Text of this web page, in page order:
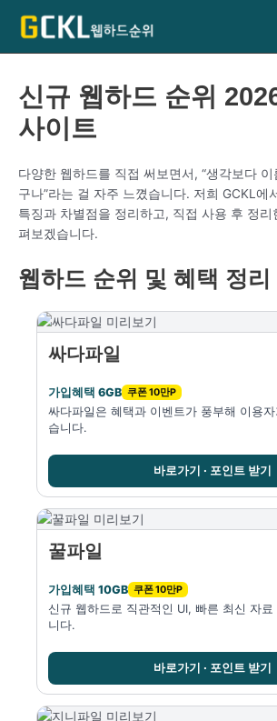
신규 웹하드 순위
사이트
다양한 웹하드를 직접 써보면서, “생각보다
구나”라는 걸 자주 느꼈습니다. 저희 GCKL에
특징과 차별점을 정리하고, 직접 사용 후 정리
펴보겠습니다.
웹하드 순위 및 혜택 정리
싸다파일
가입혜택 6GB 쿠폰 10만P
싸다파일은 혜택과 이벤트가 풍부해 이용
습니다.
바로가기 · 포인트 받기
꿀파일
가입혜택 10GB 쿠폰 10만P
신규 웹하드로 직관적인 UI, 빠른 최신 자료
니다.
바로가기 · 포인트 받기